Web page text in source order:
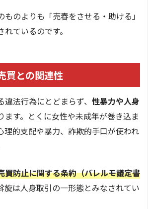
ものよりも「売春をさせる・助ける」
ているのです。
買との関連性
違法行為にとどまらず、 性暴力や人身
ます。とくに女性や未成年が巻き込ま
理的支配や暴力、詐欺的手口が使われ
買防止に関する条約（パレルモ議定書
旋は人身取引の一形態とみなされてい